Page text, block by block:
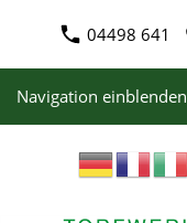
04498 641
Navigation einblenden